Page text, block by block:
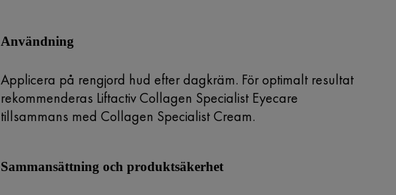
Användning
Applicera på rengjord hud efter dagkräm. För optimalt resultat
rekommenderas Liftactiv Collagen Specialist Eyecare
tillsammans medCollagen Specialist Cream.
Sammansättning och produktsäkerhet